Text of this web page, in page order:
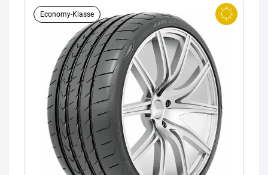
Economy-Klasse